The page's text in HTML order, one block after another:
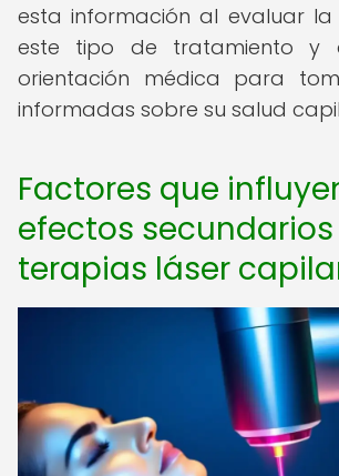
esta información al evaluar
este tipo de tratamiento y
orientación médica para
informadas sobre su salud
Factores que
efectos
terapias láser